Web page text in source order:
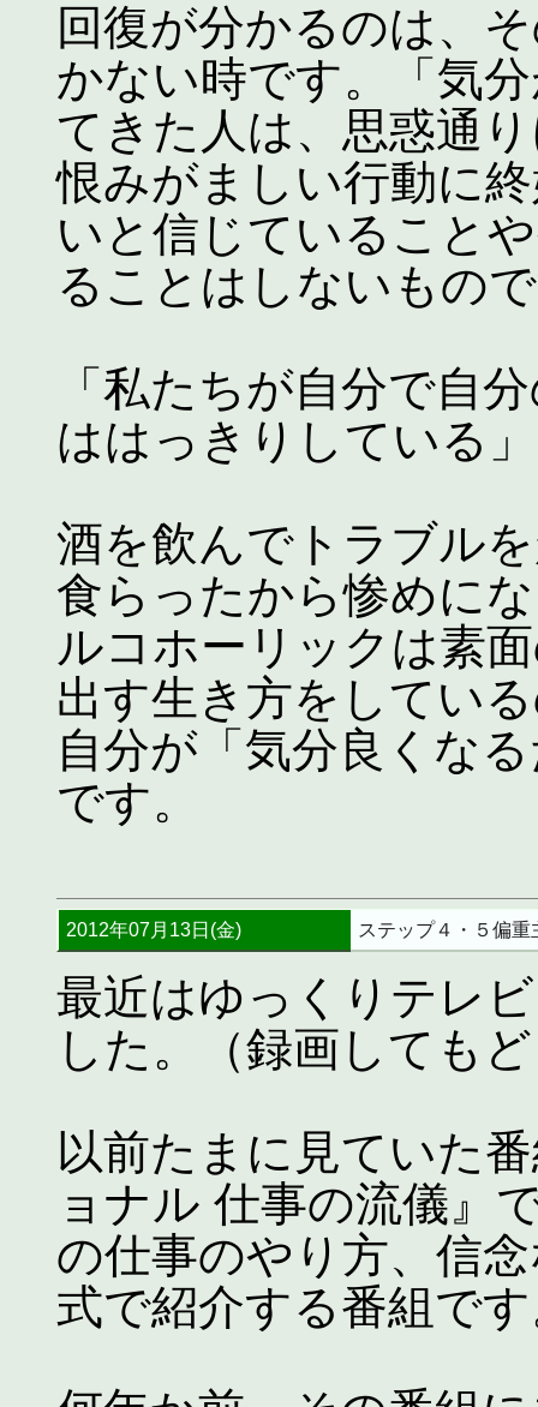
回復が分かるのは、
かない時です。「気
てきた人は、思惑通
恨みがましい行動に
いと信じていること
ることはしないもの
「私たちが自分で自
ははっきりしている
酒を飲んでトラブル
食らったから惨めに
ルコホーリックは素
出す生き方をしてい
自分が「気分良くな
です。
2012年07月13日(金) ステップ４・５偏重
最近はゆっくりテレ
した。（録画しても
以前たまに見ていた
ョナル 仕事の流儀』
の仕事のやり方、信
式で紹介する番組で